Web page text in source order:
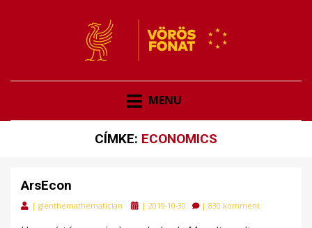
VÖRÖS FONAT
MENU
CÍMKE: ECONOMICS
ArsEcon
| glenthemathematician
Posted
| 2019-10-30 | 830 komment